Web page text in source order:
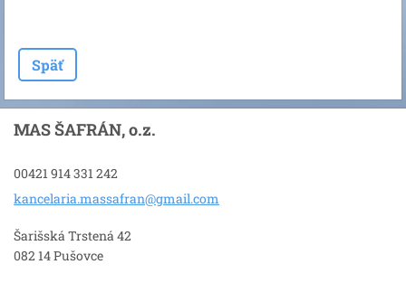
Späť
MAS ŠAFRÁN, o.z.
00421 914 331 242
kancelaria.massafran@gmail.com
Šarišská Trstená 42
082 14 Pušovce